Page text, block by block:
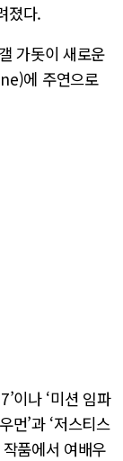
졌다.
가돗이 새로운
에 주연으로
이나 ‘미션 임파
먼’과 ‘저스티스
품에서 여배우